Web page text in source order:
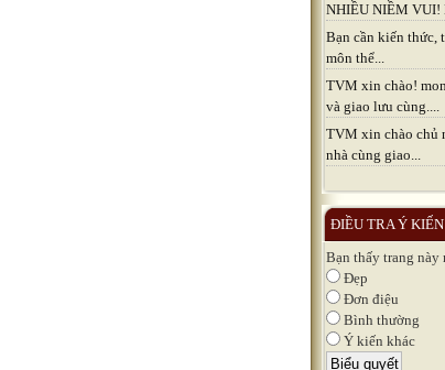
NHIỀU NIỀM VUI!
Bạn cần kiến thức,
môn thể...
TVM xin chào!
và giao lưu cùng....
TVM xin chào chủ
nhà cùng giao...
ĐIỀU TRA Ý KIẾN
Bạn thấy trang này
Đẹp
Đơn điệu
Bình thường
Ý kiến khác